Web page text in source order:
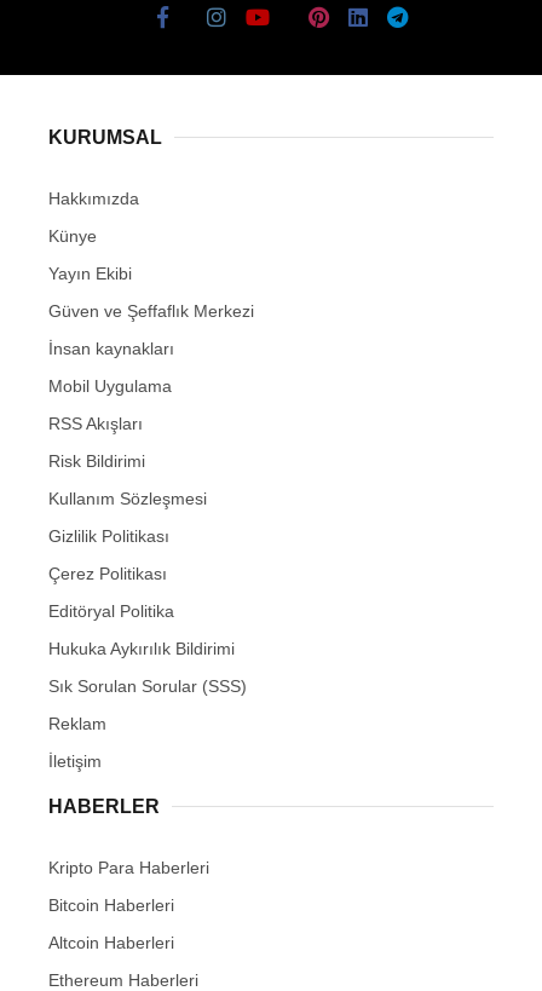
KURUMSAL
Hakkımızda
Künye
Yayın Ekibi
Güven ve Şeffaflık Merkezi
İnsan kaynakları
Mobil Uygulama
RSS Akışları
Risk Bildirimi
Kullanım Sözleşmesi
Gizlilik Politikası
Çerez Politikası
Editöryal Politika
Hukuka Aykırılık Bildirimi
Sık Sorulan Sorular (SSS)
Reklam
İletişim
HABERLER
Kripto Para Haberleri
Bitcoin Haberleri
Altcoin Haberleri
Ethereum Haberleri